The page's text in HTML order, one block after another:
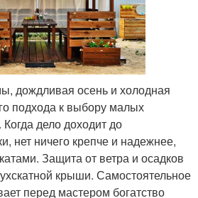
дождливая осень и холодная
подхода к выбору малых
дело доходит до
нет ничего крепче и надежнее,
Защита от ветра и осадков
крыши. Самостоятельное
перед мастером богатство